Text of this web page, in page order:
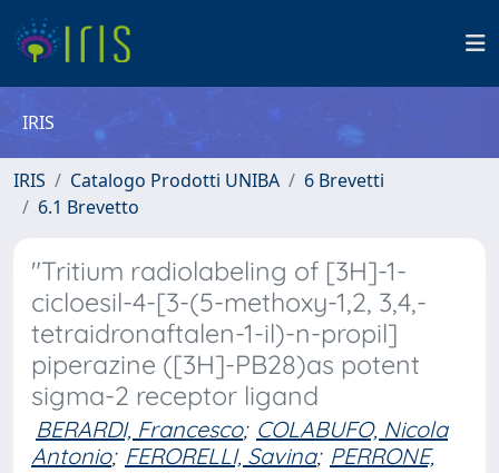
IRIS
IRIS Catalogo Prodotti UNIBA
6 Brevetti
6.1 Brevetto
"Tritium radiolabeling of [3H]-1-
cicloesil-4-[3-(5-methoxy-1,2, 3,4,-
tetraidronaftalen-1-il)-n-propil]
piperazine ([3H]-PB28)as potent
sigma-2 receptor ligand
BERARDI, Francesco; COLABUFO, Nicola
Antonio; FERORELLI, Savina; PERRONE,